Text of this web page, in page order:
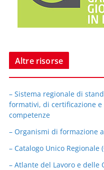
Altre risorse
– Sistema regionale di
formativi, di certificazione
competenze
– Organismi di formazione
– Catalogo Unico Regionale
– Atlante del Lavoro e delle